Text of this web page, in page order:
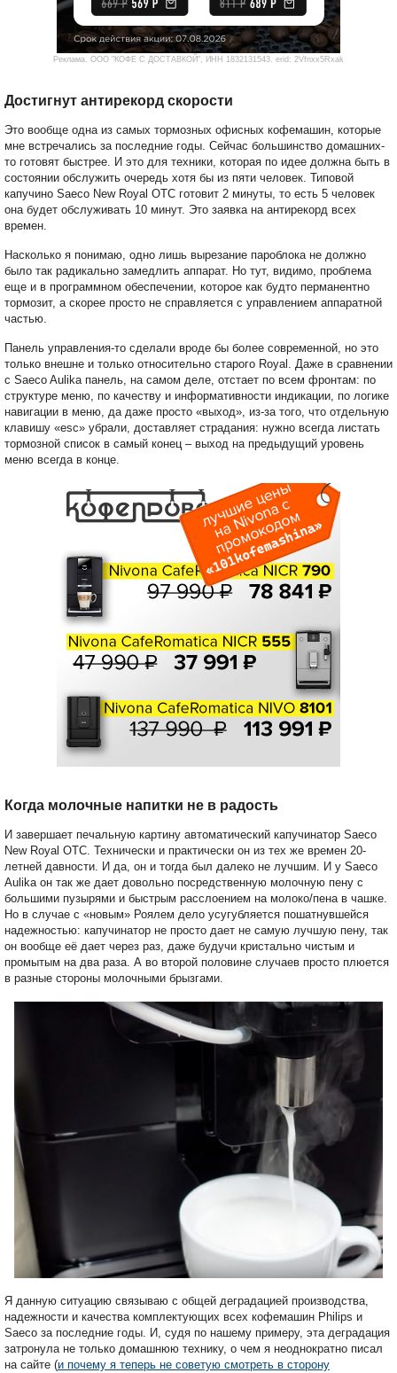
Реклама. ООО "КОФЕ С ДОСТАВКОЙ", ИНН 1832131543. erid: 2Vfnxx5Rxak
Достигнут антирекорд скорости
Это вообще одна из самых тормозных офисных кофемашин, которые
мне встречались за последние годы. Сейчас большинство домашних-
то готовят быстрее. И это для техники, которая по идее должна быть в
состоянии обслужить очередь хотя бы из пяти человек. Типовой
капучино Saeco New Royal OTC готовит 2 минуты, то есть 5 человек
она будет обслуживать 10 минут. Это заявка на антирекорд всех
времен.
Насколько я понимаю, одно лишь вырезание пароблока не должно
было так радикально замедлить аппарат. Но тут, видимо, проблема
еще и в программном обеспечении, которое как будто перманентно
тормозит, а скорее просто не справляется с управлением аппаратной
частью.
Панель управления-то сделали вроде бы более современной, но это
только внешне и только относительно старого Royal. Даже в сравнении
с Saeco Aulika панель, на самом деле, отстает по всем фронтам: по
структуре меню, по качеству и информативности индикации, по логике
навигации в меню, да даже просто «выход», из-за того, что отдельную
клавишу «esc» убрали, доставляет страдания: нужно всегда листать
тормозной список в самый конец – выход на предыдущий уровень
меню всегда в конце.
Когда молочные напитки не в радость
И завершает печальную картину автоматический капучинатор Saeco
New Royal OTC. Технически и практически он из тех же времен 20-
летней давности. И да, он и тогда был далеко не лучшим. И у Saeco
Aulika он так же дает довольно посредственную молочную пену с
большими пузырями и быстрым расслоением на молоко/пена в чашке.
Но в случае с «новым» Роялем дело усугубляется пошатнувшейся
надежностью: капучинатор не просто дает не самую лучшую пену, так
он вообще её дает через раз, даже будучи кристально чистым и
промытым на два раза. А во второй половине случаев просто плюется
в разные стороны молочными брызгами.
Я данную ситуацию связываю с общей деградацией производства,
надежности и качества комплектующих всех кофемашин Philips и
Saeco за последние годы. И, судя по нашему примеру, эта деградация
затронула не только домашнюю технику, о чем я неоднократно писал
на сайте (и почему я теперь не советую смотреть в сторону